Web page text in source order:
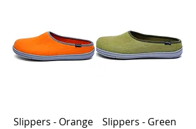
Slippers - Orange
Slippers - Green